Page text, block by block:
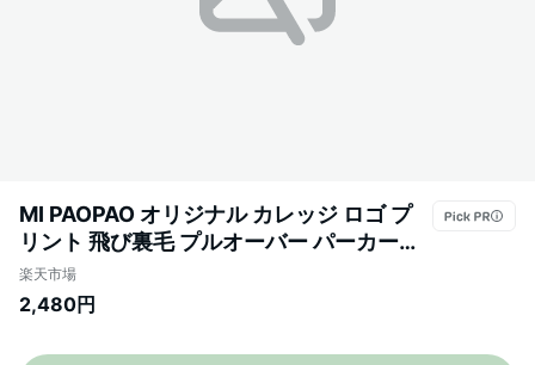
MI PAOPAO オリジナル カレッジ ロゴ プ
リント 飛び裏毛 プルオーバー パーカー
【M L 新色 長袖 アメカジ ゆるカジ 山ガー
ル ミニ裏毛 スウェット地 カジュアル お買
ット メンズライク レディース ネイビー バ
楽天市場
2,480円